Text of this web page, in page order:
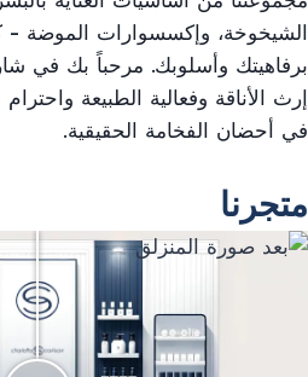
الشيخوخة، وإكسسوارات الموضة -
برفاهيتك وأسلوبك. مرحباً بك في
إرث الأناقة وفعالية الطبيعة
في أحضان الفخامة الحقيقية.
متجرنا